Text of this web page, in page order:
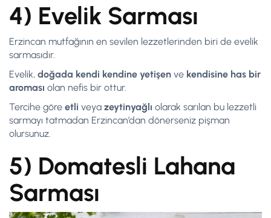
4) Evelik Sarması
Erzincan mutfağının en sevilen lezzetlerinden biri de evelik
sarmasıdır.
Evelik, doğada kendi kendine yetişen ve kendisine has bir
aroması olan nefis bir ottur.
Tercihe göre etli veya zeytinyağlı olarak sarılan bu lezzetli
sarmayı tatmadan Erzincan’dan dönerseniz pişman
olursunuz.
5) Domatesli Lahana
Sarması